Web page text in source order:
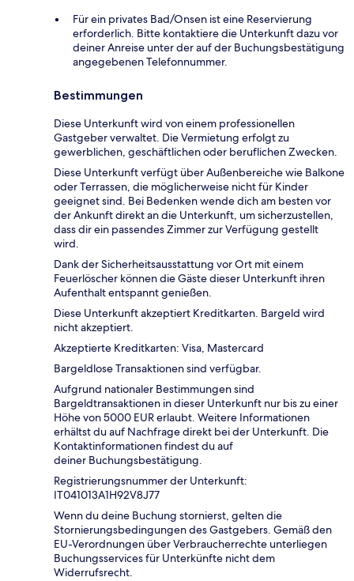
Für ein privates Bad/Onsen ist eine Reservierung
erforderlich. Bitte kontaktiere die Unterkunft dazu vor
deiner Anreise unter der auf der Buchungsbestätigung
angegebenen Telefonnummer.
Bestimmungen
Diese Unterkunft wird von einem professionellen
Gastgeber verwaltet. Die Vermietung erfolgt zu
gewerblichen, geschäftlichen oder beruflichen Zwecken.
Diese Unterkunft verfügt über Außenbereiche wie Balkone
oder Terrassen, die möglicherweise nicht für Kinder
geeignet sind. Bei Bedenken wende dich am besten vor
der Ankunft direkt an die Unterkunft, um sicherzustellen,
dass dir ein passendes Zimmer zur Verfügung gestellt
wird.
Dank der Sicherheitsausstattung vor Ort mit einem
Feuerlöscher können die Gäste dieser Unterkunft ihren
Aufenthalt entspannt genießen.
Diese Unterkunft akzeptiert Kreditkarten. Bargeld wird
nicht akzeptiert.
Akzeptierte Kreditkarten: Visa, Mastercard
Bargeldlose Transaktionen sind verfügbar.
Aufgrund nationaler Bestimmungen sind
Bargeldtransaktionen in dieser Unterkunft nur bis zu einer
Höhe von 5000 EUR erlaubt. Weitere Informationen
erhältst du auf Nachfrage direkt bei der Unterkunft. Die
Kontaktinformationen findest du auf
deiner Buchungsbestätigung.
Registrierungsnummer der Unterkunft:
IT041013A1H92V8J77
Wenn du deine Buchung stornierst, gelten die
Stornierungsbedingungen des Gastgebers. Gemäß den
EU-Verordnungen über Verbraucherrechte unterliegen
Buchungsservices für Unterkünfte nicht dem
Widerrufsrecht.